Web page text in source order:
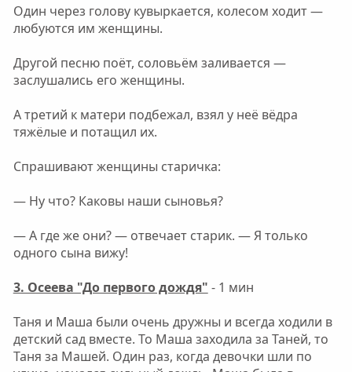
Один через голову кувыркается, колесом ходит —
любуются им женщины.
Другой песню поёт, соловьём заливается —
заслушались его женщины.
А третий к матери подбежал, взял у неё вёдра
тяжёлые и потащил их.
Спрашивают женщины старичка:
— Ну что? Каковы наши сыновья?
— А где же они? — отвечает старик. — Я только
одного сына вижу!
3. Осеева "До первого дождя" - 1 мин
Таня и Маша были очень дружны и всегда ходили в
детский сад вместе. То Маша заходила за Таней, то
Таня за Машей. Один раз, когда девочки шли по